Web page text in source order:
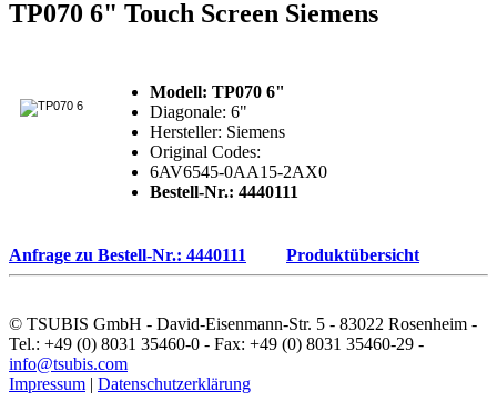
TP070 6" Touch Screen Siemens
Modell: TP070 6"
Diagonale: 6"
Hersteller: Siemens
Original Codes:
6AV6545-0AA15-2AX0
Bestell-Nr.: 4440111
Anfrage zu Bestell-Nr.: 4440111 Produktübersicht
© TSUBIS GmbH - David-Eisenmann-Str. 5 - 83022 Rosenheim -
Tel.: +49 (0) 8031 35460-0 - Fax: +49 (0) 8031 35460-29 -
info@tsubis.com
Impressum | Datenschutzerklärung